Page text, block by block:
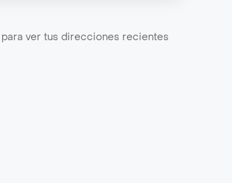
para ver tus direcciones recientes